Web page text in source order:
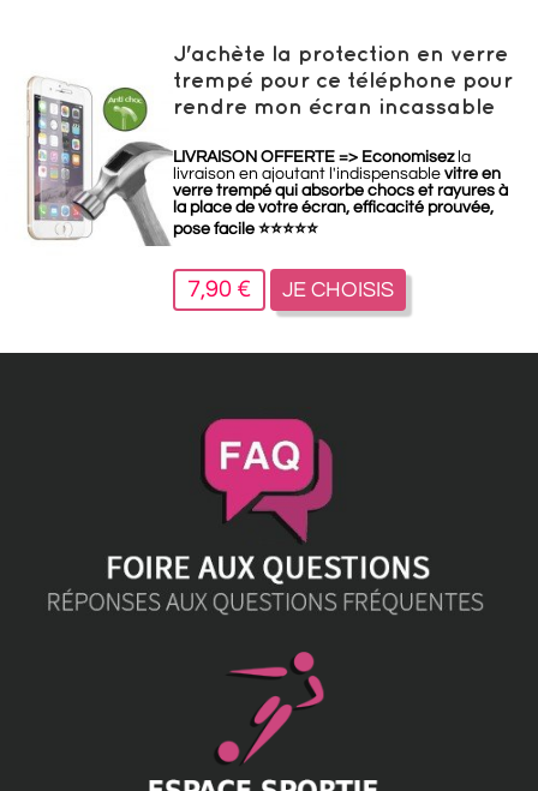
J'achète la protection en verre
trempé pour ce téléphone pour
rendre mon écran incassable
LIVRAISON OFFERTE => Economisezla
livraison en ajoutant l'indispensable vitre en
verre trempé qui absorbe chocs et rayures à
la place de votre écran, efficacité prouvée,
pose facile ⭐⭐⭐⭐⭐
7,90 € JE CHOISIS